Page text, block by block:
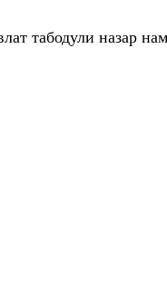
табодули назар